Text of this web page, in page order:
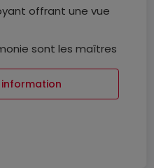
offrant une vue
sont les maîtres
où vous
des appartements
architecture moderne